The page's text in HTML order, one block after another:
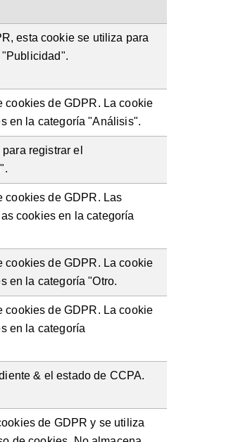
esta cookie se utiliza para
cookies de GDPR. La cookie
en la categoría "Análisis".
registrar el
cookies de GDPR. Las
cookies en la categoría
cookies de GDPR. La cookie
en la categoría "Otro.
cookies de GDPR. La cookie
en la categoría
& el estado de CCPA.
de GDPR y se utiliza